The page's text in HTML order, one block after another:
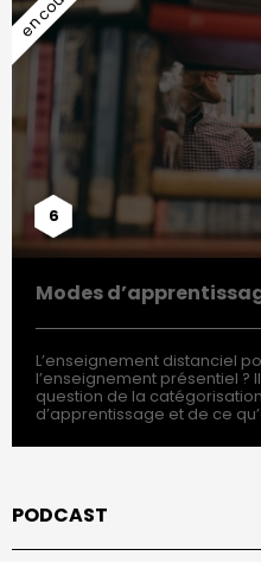
6
Modes
L’enseignement distanciel
l’enseignement présentiel ?
question de la
d’apprentissage et de ce
PODCAST